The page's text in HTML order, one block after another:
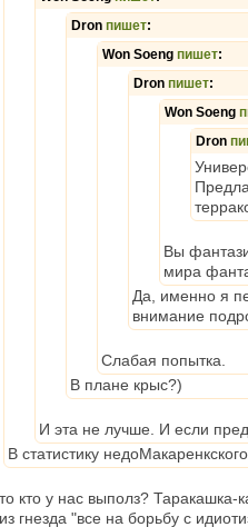
Dron пишет:
Won Soeng пишет:
Dron пишет:
Won Soeng
Dron
Вы
мира
Да, именно я
внимание
Слабая попытка.
В плане крыс?)
И эта не лучше. И если
В статистику
кто у нас выполз?
гнезда "все на борьбу с